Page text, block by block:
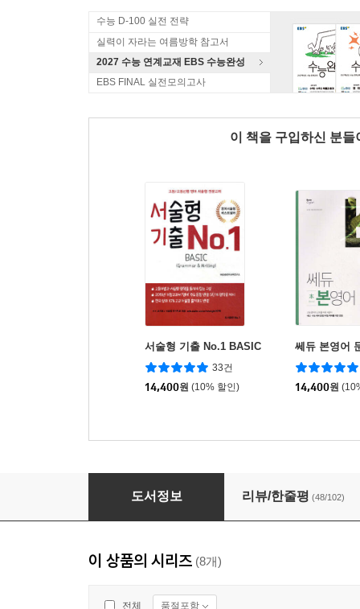
수능 D-100 실전 전략
실력이 자라는 여름방학 참고서
2027 수능 연계교재 EBS 수능완성
EBS FINAL 실전모의고사
이 책을 구입하신 분
서술형 기출 No.1 BASIC
33건
14,400원 (10% 할인)
쎄듀 본영어
14,400원
천일문 기본 문제집 Training Book
도서정보 리뷰/한줄평 (48/102)
이 상품의 시리즈 (8개)
전체 품절포함